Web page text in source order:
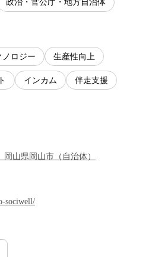
政治・官公庁・地方自治体
ノロジー 生産性向上
インカム 伴走支援
岡山県 岡山市 （ 自治体）
sociwell/